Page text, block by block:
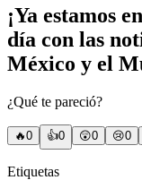
¡Ya estamos
día con las
México y el
¿Qué te pareció?
🔥0 👍0 😲0 😢0
Etiquetas